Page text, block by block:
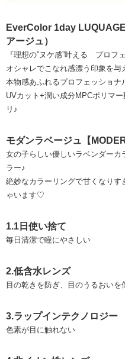
EverColor 1day
アージュ）
『理想の”ヌケ感”叶える プロフ
オシャレでこなれ感漂う印象を与
本物感あふれるプロフェッショナ
UVカット+潤い成分MPCポリマ
リ♪
モダンラベージュ【
女の子らしい優しいラベンダーカ
ラー♪
絶妙なカラーリングで甘くなり
ゃいます♡
1.1日使い捨て
毎日清潔で瞳にやさしい
2.低含水レンズ
目の乾きを防ぎ、目のうるおいを
3.ラップインテクノロジー
色素が目に触れない